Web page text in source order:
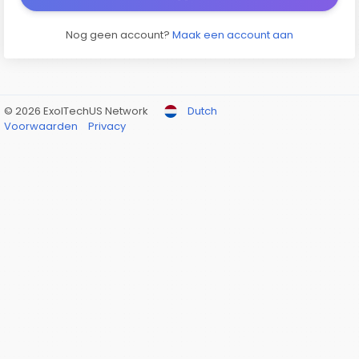
Nog geen account? Maak een account aan
© 2026 ExolTechUS Network
Dutch
Voorwaarden
Privacy